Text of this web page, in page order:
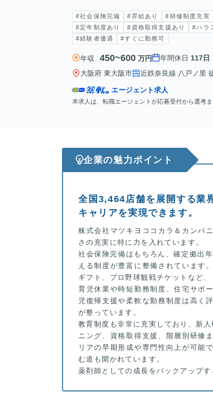
#社会保険完備 #昇給あり #研修制度充実
#定年制度あり
#資格取得支援あり #ハラ
#経験者優遇
#すぐに勤務可
年収 450~600 万円 年間休日 117日
大阪府 東大阪市
近鉄奈良線 八戸ノ里
エージェント求人
本求人は、転職エージェントが応募受付から選考ま
企業の魅力ポイント
全国3,464店舗を展開する業
キャリアを実現できます。
株式会社マツキヨココカラ＆カンパ
さの充実に特に力を入れています。
社会保険完備はもちろん、確定拠出
える制度が豊富に整備されています
ギフト、プロ野球観戦チケットなど
育児休業や時短勤務制度、住宅サポ
児復帰支援や柔軟な勤務制度は高く
が整っています。
教育制度も非常に充実しており、新
ニング、資格取得支援、階層別研修
リアの早期形成や専門性向上が可能
む道も開かれています。
薬剤師としての成長をバックアップ